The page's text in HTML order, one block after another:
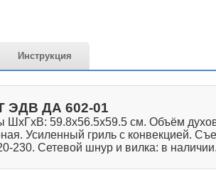
Инструкция
ЭДВ ДА 602-01
59.8х56.5х59.5 см. Объём
Усиленный гриль с конвекцией.
230. Сетевой шнур и вилка: в